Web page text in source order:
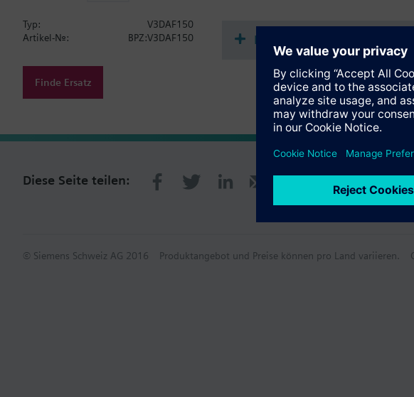
Typ:
V3DAF150
Artikel-Nr.:
BPZ:V3DAF150
Finde Ersatz
Dokumente
Diese Seite teilen:
© Siemens Schweiz AG 2016 Produktangebot und Preise können pro Land variieren.